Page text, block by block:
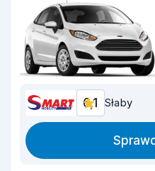
6,1 Słaby